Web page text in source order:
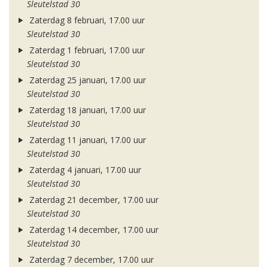
Sleutelstad 30
Zaterdag 8 februari, 17.00 uur
Sleutelstad 30
Zaterdag 1 februari, 17.00 uur
Sleutelstad 30
Zaterdag 25 januari, 17.00 uur
Sleutelstad 30
Zaterdag 18 januari, 17.00 uur
Sleutelstad 30
Zaterdag 11 januari, 17.00 uur
Sleutelstad 30
Zaterdag 4 januari, 17.00 uur
Sleutelstad 30
Zaterdag 21 december, 17.00 uur
Sleutelstad 30
Zaterdag 14 december, 17.00 uur
Sleutelstad 30
Zaterdag 7 december, 17.00 uur